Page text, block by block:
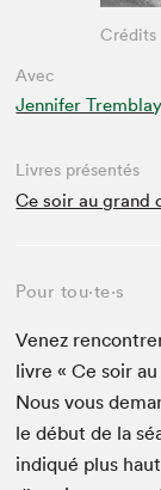
Avec
Jennifer
Crédits
Livres présentés
Ce soir au grand
Pour tou⋅te⋅s
Venez
livre « Ce soir
Nous vous
le début de la
indiqué plus